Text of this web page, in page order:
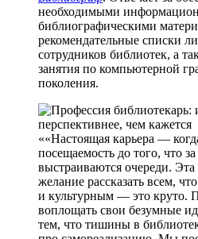
необходимыми
библиографическими
рекомендательные списки
сотрудников библиотек, а
занятия по компьютерной
поколения.
«Настоящая карьера —
посещаемость до того, что
выстраиваются очереди.
желание рассказать всем,
и культурным — это круто.
воплощать свои безумные
тем, что тишины в